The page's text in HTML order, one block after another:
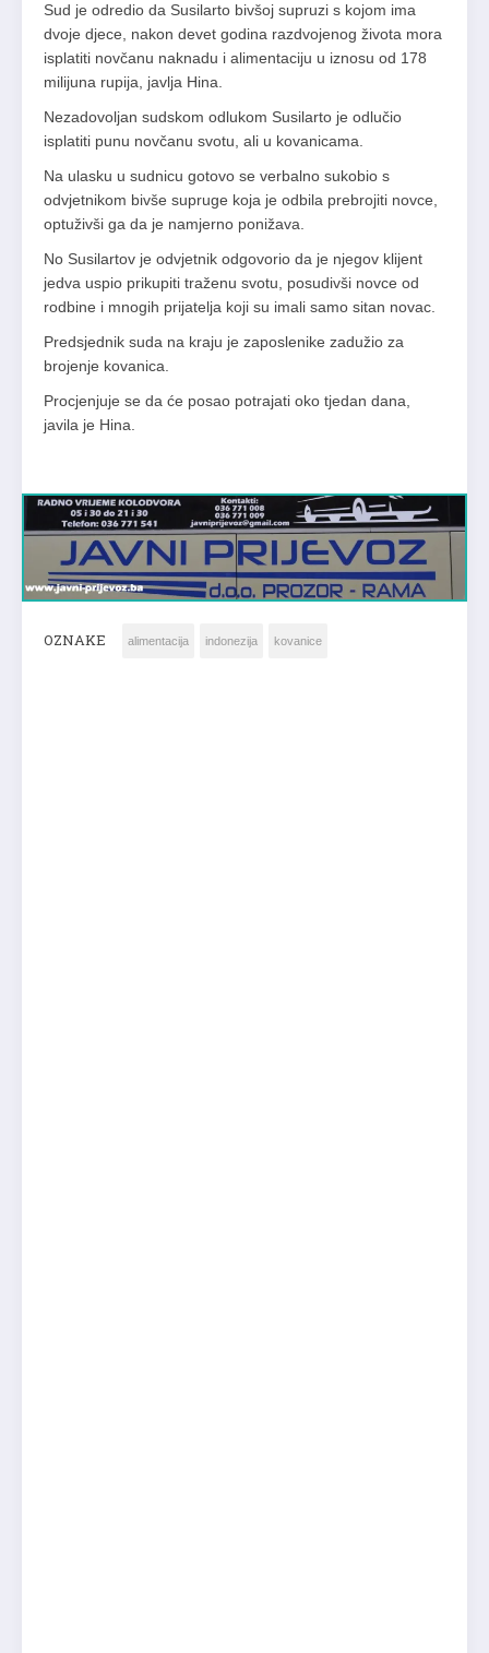
Sud je odredio da Susilarto bivšoj supruzi s kojom ima
dvoje djece, nakon devet godina razdvojenog života mora
isplatiti novčanu naknadu i alimentaciju u iznosu od 178
milijuna rupija, javlja Hina.
Nezadovoljan sudskom odlukom Susilarto je odlučio
isplatiti punu novčanu svotu, ali u kovanicama.
Na ulasku u sudnicu gotovo se verbalno sukobio s
odvjetnikom bivše supruge koja je odbila prebrojiti novce,
optuživši ga da je namjerno ponižava.
No Susilartov je odvjetnik odgovorio da je njegov klijent
jedva uspio prikupiti traženu svotu, posudivši novce od
rodbine i mnogih prijatelja koji su imali samo sitan novac.
Predsjednik suda na kraju je zaposlenike zadužio za
brojenje kovanica.
Procjenjuje se da će posao potrajati oko tjedan dana,
javila je Hina.
OZNAKE alimentacija indonezija kovanice